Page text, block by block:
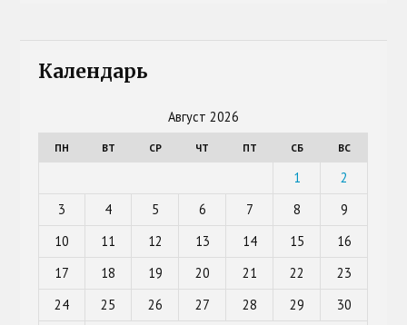
Календарь
Август 2026
ПН ВТ СР ЧТ ПТ СБ ВС
1
2
3
4 5 6 7 8
9
10
11 12 13 14 15
16
17
18 19 20 21 22
23
24
25 26 27 28 29
30